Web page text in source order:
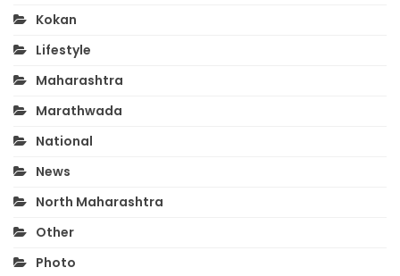
Kokan
Lifestyle
Maharashtra
Marathwada
National
News
North Maharashtra
Other
Photo